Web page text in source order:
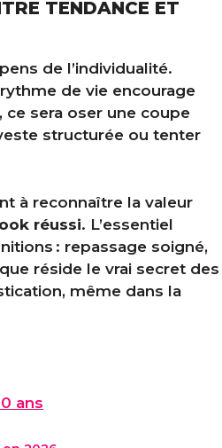
TENDANCE ET
de l’individualité.
de vie encourage
ce sera oser une coupe
structurée ou tenter
à reconnaître la valeur
réussi. L’essentiel
: repassage soigné,
réside le vrai secret des
même dans la
ans